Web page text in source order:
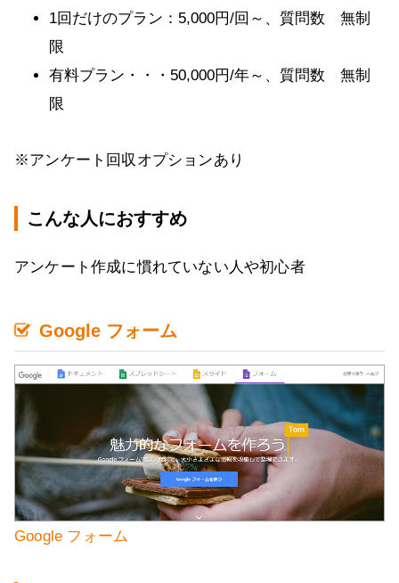
1回だけのプラン：5,000円/回～、質問数 無制
限
有料プラン・・・50,000円/年～、質問数 無制
限
※アンケート回収オプションあり
こんな人におすすめ
アンケート作成に慣れていない人や初心者
Google フォーム
Google フォーム